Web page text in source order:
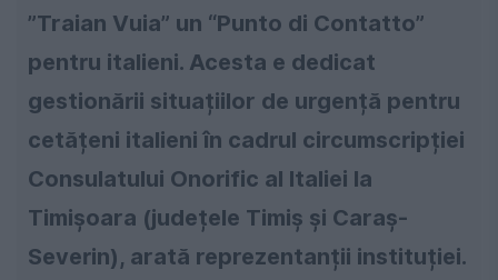
”Traian Vuia” un “Punto di Contatto”
pentru italieni. Acesta e dedicat
gestionării situațiilor de urgență pentru
cetățeni italieni în cadrul circumscripției
Consulatului Onorific al Italiei la
Timișoara (județele Timiș și Caraș-
Severin), arată reprezentanții instituției.